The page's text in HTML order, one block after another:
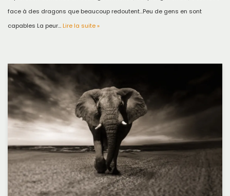
face à des dragons que beaucoup redoutent…Peu de gens en sont
capables La peur… Lire la suite »